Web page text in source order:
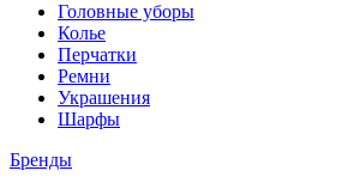
Головные уборы
Колье
Перчатки
Ремни
Украшения
Шарфы
Бренды